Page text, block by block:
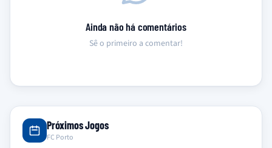
Ainda não há comentários
Sê o primeiro a comentar!
Próximos Jogos
FC Porto